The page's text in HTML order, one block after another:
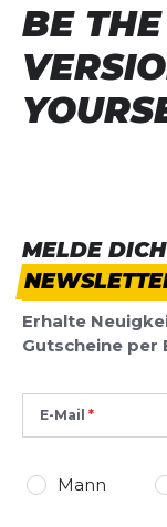
MELDE
Erhalte
Gutscheine per
E-Mail
Mann
BE
BE